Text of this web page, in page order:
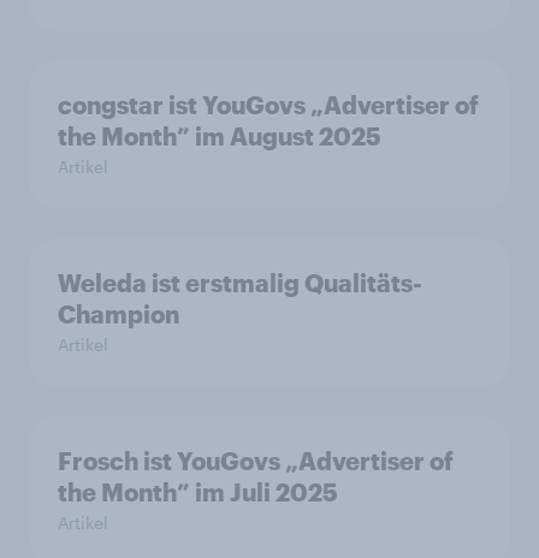
congstar ist YouGovs „Advertiser of
the Month” im August 2025
Artikel
Weleda ist erstmalig Qualitäts-
Champion
Artikel
Frosch ist YouGovs „Advertiser of
the Month” im Juli 2025
Artikel